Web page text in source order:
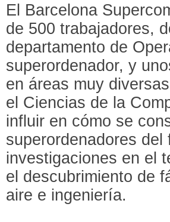
El Barcelona
de 500 trabajadores,
departamento de
superordenador, y
en áreas muy
el Ciencias de la
influir en cómo se
superordenadores
investigaciones en el
el descubrimiento de
aire e ingeniería.